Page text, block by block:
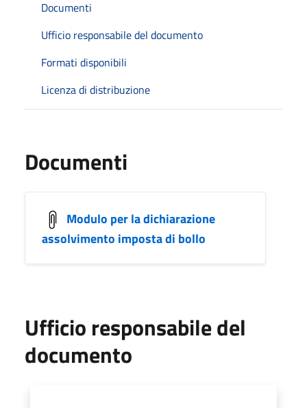
Documenti
Ufficio responsabile del documento
Formati disponibili
Licenza di distribuzione
Documenti
Modulo per la dichiarazione
assolvimento imposta di bollo
Ufficio responsabile del
documento